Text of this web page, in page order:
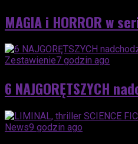
MAGIA i HORROR w
Zestawienie7 godzin ago
6 NAJGORĘTSZYCH
News9 godzin ago